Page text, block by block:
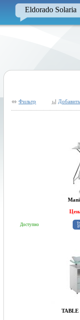
Eldorado Solaria
Фильтр
Доступно
TABLE